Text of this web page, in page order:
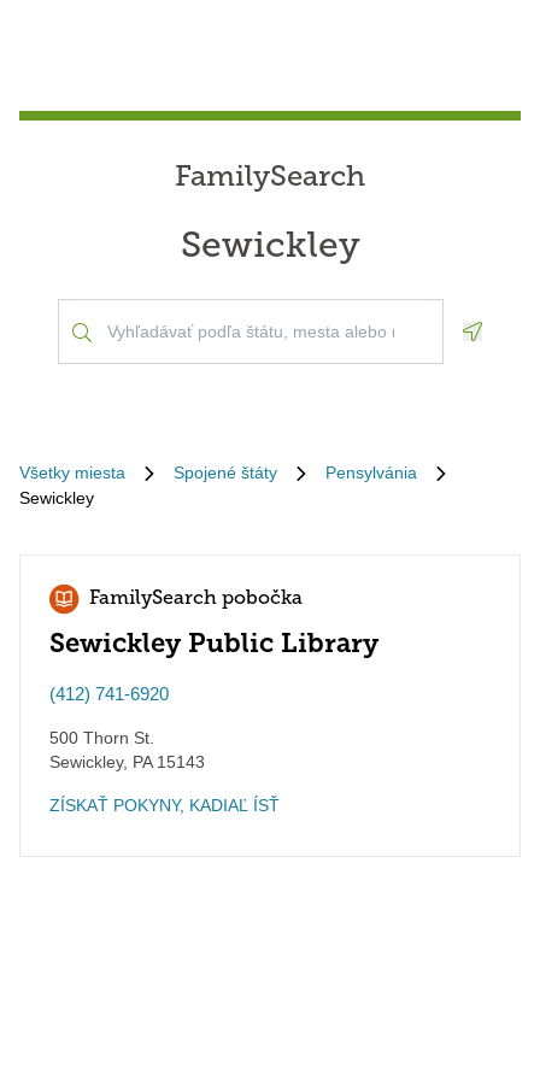
FamilySearch
Sewickley
Všetky miesta Spojené štáty
Pensylvánia
Sewickley
FamilySearch pobočka
Sewickley Public Library
(412) 741-6920
500 Thorn St.
Sewickley, PA15143
ZÍSKAŤ POKYNY, KADIAĽ ÍSŤ